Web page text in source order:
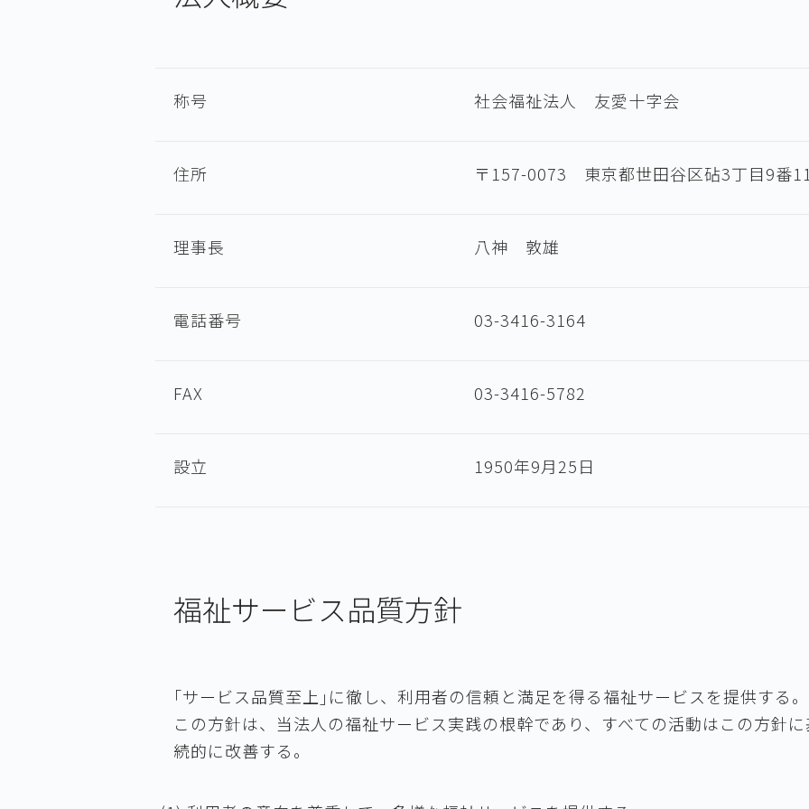
称号 社会福祉法人 友愛十字会
住所 〒157-0073 東京都世田谷区砧3丁目9番
理事長 八神 敦雄
電話番号 03-3416-3164
FAX 03-3416-5782
設立 1950年9月25日
福祉サービス品質方針
｢サービス品質至上｣に徹し、利用者の信頼と満足を得る福祉サービスを提供する。
この方針は、当法人の福祉サービス実践の根幹であり、すべての活動はこの方針
続的に改善する。